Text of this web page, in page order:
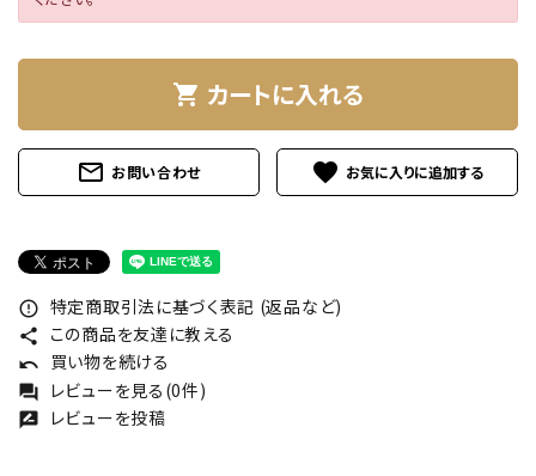
shopping_cart カートに入れる
mail_outline お問い合わせ favorite
error_outline 特定商取引法に基づく表記 (返品など)
share この商品を友達に教える
undo 買い物を続ける
forum レビューを見る(0件)
rate_review レビューを投稿